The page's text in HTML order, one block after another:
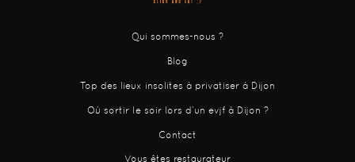
Qui sommes-nous ?
Blog
Top des lieux insolites à privatiser à Dijon
Où sortir le soir lors d’un evjf à Dijon ?
Contact
Vous êtes restaurateur